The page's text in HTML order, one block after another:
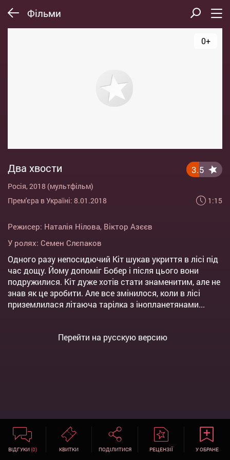
Фільми
0+
Два хвости
Росія, 2018 (мультфільм)
Прем'єра в Україні: 8.01.2018
3.5
1:15
Режисер: Наталія Нілова, Віктор Азєєв
У ролях: Семен Слєпаков
Одного разу непосидючий Кіт шукав укриття в лісі під
час дощу. Йому допоміг Бобер і після цього вони
подружилися. Кіт дуже хотів стати знаменитим, але не
знав як це зробити. Але все змінилося, коли в лісі
приземлилася літаюча тарілка з інопланетянами...
Перейти на русскую версию
ВІДГУКИ(0) КВИТКИ ПОДІЛИТИСЯ РЕЦЕНЗІЇ У ОБРАНЕ